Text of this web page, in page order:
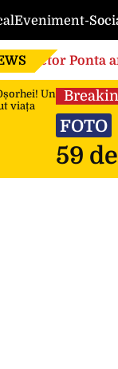
Eveniment-
Victor Ponta
globalistă”
FOTO
59